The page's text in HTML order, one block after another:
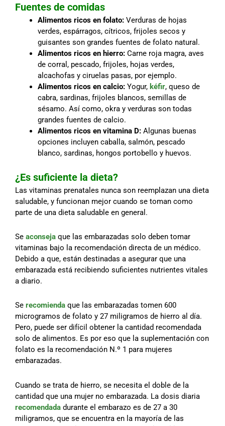
Fuentes de comidas
Alimentos ricos en folato: Verduras de hojas
verdes, espárragos, cítricos, frijoles secos y
guisantes son grandes fuentes de folato natural.
Alimentos ricos en hierro: Carne roja magra, aves
de corral, pescado, frijoles, hojas verdes,
alcachofas y ciruelas pasas, por ejemplo.
Alimentos ricos en calcio: Yogur, kéfir, queso de
cabra, sardinas, frijoles blancos, semillas de
sésamo. Así como, okra y verduras son todas
grandes fuentes de calcio.
Alimentos ricos en vitamina D: Algunas buenas
opciones incluyen caballa, salmón, pescado
blanco, sardinas, hongos portobello y huevos.
¿Es suficiente la dieta?
Las vitaminas prenatales nunca son reemplazan una dieta
saludable, y funcionan mejor cuando se toman como
parte de una dieta saludable en general.
Se aconseja que las embarazadas solo deben tomar
vitaminas bajo la recomendación directa de un médico.
Debido a que, están destinadas a asegurar que una
embarazada está recibiendo suficientes nutrientes vitales
a diario.
Se recomienda que las embarazadas tomen 600
microgramos de folato y 27 miligramos de hierro al día.
Pero, puede ser difícil obtener la cantidad recomendada
solo de alimentos. Es por eso que la suplementación con
folato es la recomendación N.º 1 para mujeres
embarazadas.
Cuando se trata de hierro, se necesita el doble de la
cantidad que una mujer no embarazada. La dosis diaria
recomendada durante el embarazo es de 27 a 30
miligramos, que se encuentra en la mayoría de las